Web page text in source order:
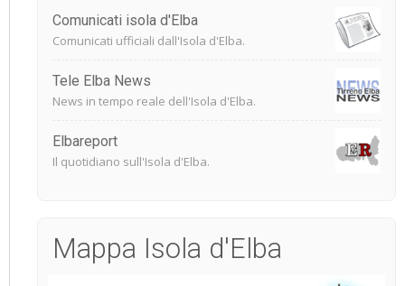
Comunicati isola d'Elba
Comunicati ufficiali dall'Isola d'Elba.
Tele Elba News
News in tempo reale dell'Isola d'Elba.
Elbareport
Il quotidiano sull'Isola d'Elba.
Mappa Isola d'Elba